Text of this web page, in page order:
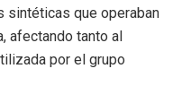
sintéticas que operaban
afectando tanto al
por el grupo